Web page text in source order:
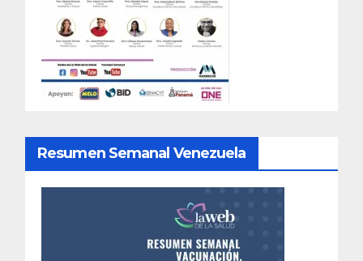
Resumen Semanal Venezuela